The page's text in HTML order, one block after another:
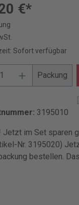
€*
Sofort verfügbar
Packung
3195010
Jetzt im Set sparen
Nr. 3195020)
bestellen.